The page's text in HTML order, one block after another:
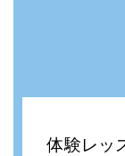
体験レッ